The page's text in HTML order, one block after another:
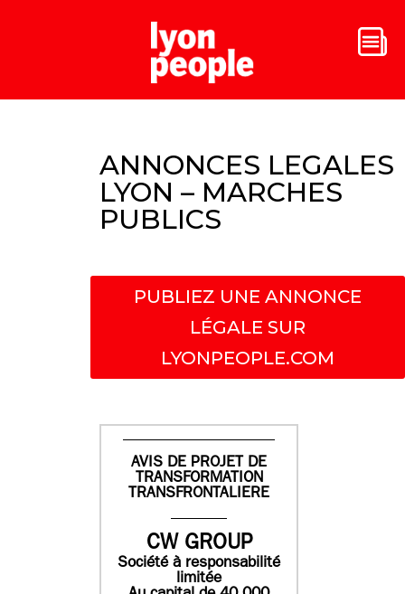
ANNONCES LEGALES
LYON – MARCHES
PUBLICS
PUBLIEZ UNE ANNONCE
LÉGALE SUR
LYONPEOPLE.COM
AVIS DE PROJET DE
TRANSFORMATION
TRANSFRONTALIERE
CW GROUP
Société à responsabilité
limitée